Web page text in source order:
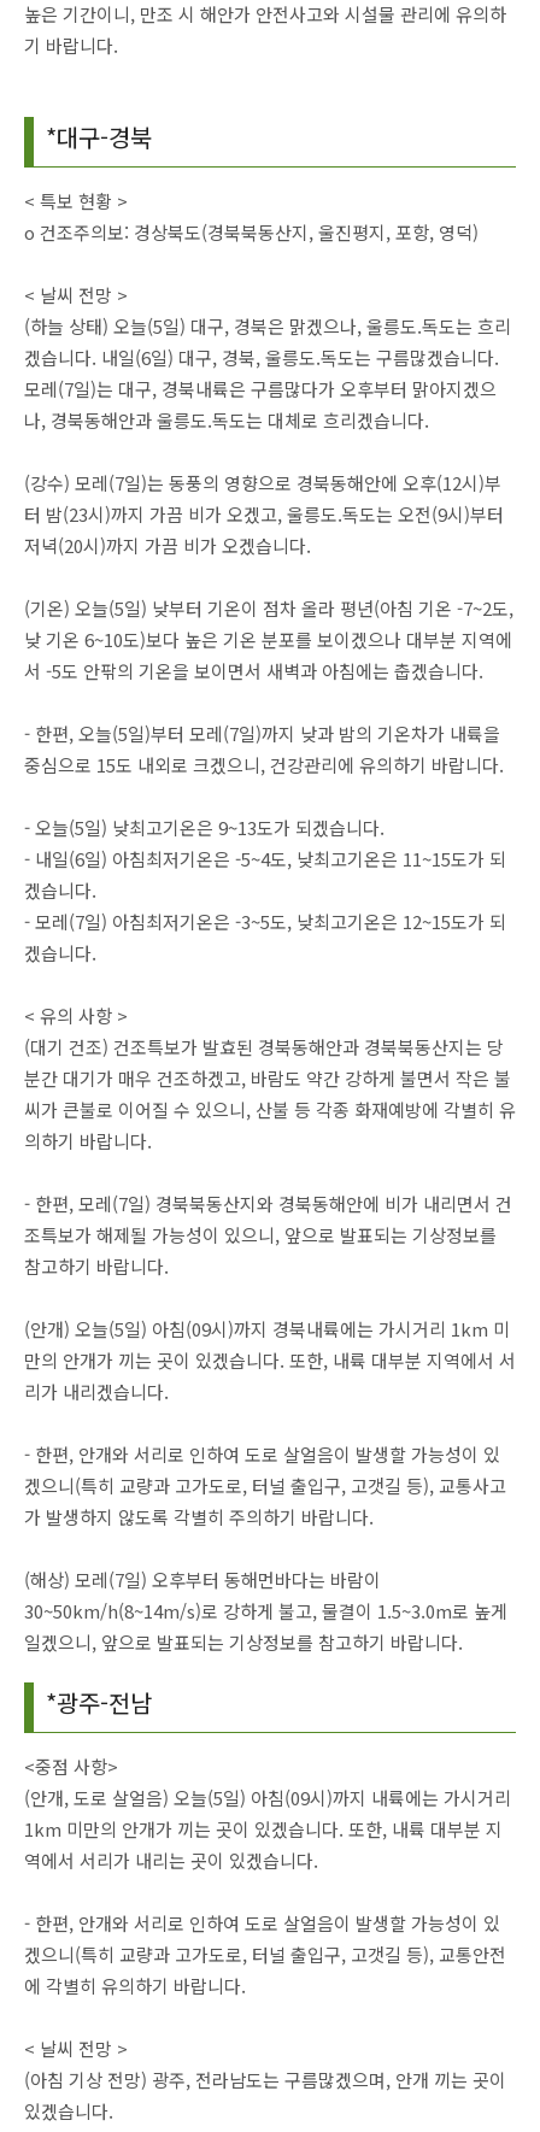
높은 기간이니, 만조 시 해안가 안전사고와 시설물 관리에 유의하
기 바랍니다.
*대구-경북
< 특보 현황 >
o 건조주의보: 경상북도(경북북동산지, 울진평지, 포항, 영덕)
< 날씨 전망 >
(하늘 상태) 오늘(5일) 대구, 경북은 맑겠으나, 울릉도.독도는 흐리
겠습니다. 내일(6일) 대구, 경북, 울릉도.독도는 구름많겠습니다.
모레(7일)는 대구, 경북내륙은 구름많다가 오후부터 맑아지겠으
나, 경북동해안과 울릉도.독도는 대체로 흐리겠습니다.
(강수) 모레(7일)는 동풍의 영향으로 경북동해안에 오후(12시)부
터 밤(23시)까지 가끔 비가 오겠고, 울릉도.독도는 오전(9시)부터
저녁(20시)까지 가끔 비가 오겠습니다.
(기온) 오늘(5일) 낮부터 기온이 점차 올라 평년(아침 기온 -7~2도,
낮 기온 6~10도)보다 높은 기온 분포를 보이겠으나 대부분 지역에
서 -5도 안팎의 기온을 보이면서 새벽과 아침에는 춥겠습니다.
- 한편, 오늘(5일)부터 모레(7일)까지 낮과 밤의 기온차가 내륙을
중심으로 15도 내외로 크겠으니, 건강관리에 유의하기 바랍니다.
- 오늘(5일) 낮최고기온은 9~13도가 되겠습니다.
- 내일(6일) 아침최저기온은 -5~4도, 낮최고기온은 11~15도가 되
겠습니다.
- 모레(7일) 아침최저기온은 -3~5도, 낮최고기온은 12~15도가 되
겠습니다.
< 유의 사항 >
(대기 건조) 건조특보가 발효된 경북동해안과 경북북동산지는 당
분간 대기가 매우 건조하겠고, 바람도 약간 강하게 불면서 작은 불
씨가 큰불로 이어질 수 있으니, 산불 등 각종 화재예방에 각별히 유
의하기 바랍니다.
- 한편, 모레(7일) 경북북동산지와 경북동해안에 비가 내리면서 건
조특보가 해제될 가능성이 있으니, 앞으로 발표되는 기상정보를
참고하기 바랍니다.
(안개) 오늘(5일) 아침(09시)까지 경북내륙에는 가시거리 1km 미
만의 안개가 끼는 곳이 있겠습니다. 또한, 내륙 대부분 지역에서 서
리가 내리겠습니다.
- 한편, 안개와 서리로 인하여 도로 살얼음이 발생할 가능성이 있
겠으니(특히 교량과 고가도로, 터널 출입구, 고갯길 등), 교통사고
가 발생하지 않도록 각별히 주의하기 바랍니다.
(해상) 모레(7일) 오후부터 동해먼바다는 바람이
30~50km/h(8~14m/s)로 강하게 불고, 물결이 1.5~3.0m로 높게
일겠으니, 앞으로 발표되는 기상정보를 참고하기 바랍니다.
*광주-전남
<중점 사항>
(안개, 도로 살얼음) 오늘(5일) 아침(09시)까지 내륙에는 가시거리
1km 미만의 안개가 끼는 곳이 있겠습니다. 또한, 내륙 대부분 지
역에서 서리가 내리는 곳이 있겠습니다.
- 한편, 안개와 서리로 인하여 도로 살얼음이 발생할 가능성이 있
겠으니(특히 교량과 고가도로, 터널 출입구, 고갯길 등), 교통안전
에 각별히 유의하기 바랍니다.
< 날씨 전망 >
(아침 기상 전망) 광주, 전라남도는 구름많겠으며, 안개 끼는 곳이
있겠습니다.